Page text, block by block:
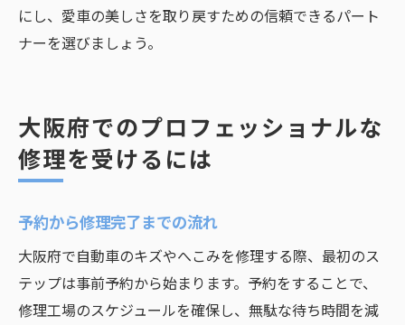
にし、愛車の美しさを取り戻すための信頼できるパート
ナーを選びましょう。
大阪府でのプロフェッショナルな
修理を受けるには
予約から修理完了までの流れ
大阪府で自動車のキズやへこみを修理する際、最初のス
テップは事前予約から始まります。予約をすることで、
修理工場のスケジュールを確保し、無駄な待ち時間を減